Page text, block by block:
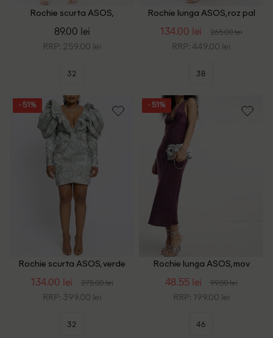
Rochie scurta ASOS,
89.00 lei
RRP: 259.00 lei
32
Rochie lunga ASOS, roz pal
134.00 lei 265.00 lei
RRP: 449.00 lei
38
- 51%
Rochie scurta ASOS, verde
134.00 lei 275.00 lei
RRP: 399.00 lei
32
- 51%
Rochie lunga ASOS, mov
48.55 lei 99.00 lei
RRP: 199.00 lei
46